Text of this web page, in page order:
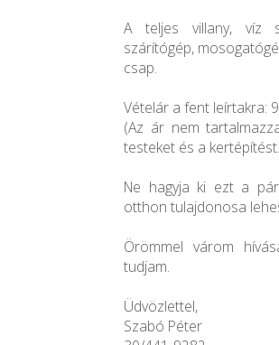
A teljes villany, víz
szárítógép,
csap.
Vételár a fent leírtakra:
(Az ár nem
testeket és a
Ne hagyja ki ezt a
otthon tulajdonosa
Örömmel várom
tudjam.
Üdvözlettel,
Szabó Péter